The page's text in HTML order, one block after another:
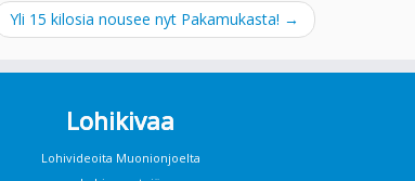
Yli 15 kilosia nousee nyt Pakamukasta! →
Lohikivaa
Lohivideoita Muonionjoelta